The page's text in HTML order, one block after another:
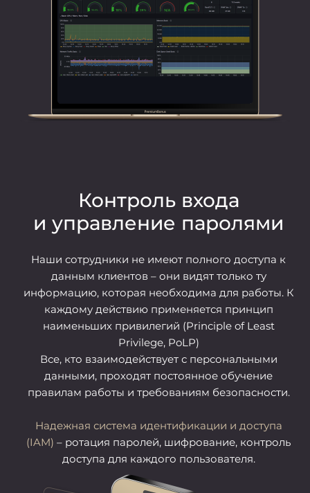
Контроль входа
и управление паролями
Наши сотрудники не имеют полного доступа к
данным клиентов – они видят только ту
информацию, которая необходима для работы. К
каждому действию применяется принцип
наименьших привилегий (Principle of Least
Privilege, PoLP)
Все, кто взаимодействует с персональными
данными, проходят постоянное обучение
правилам работы и требованиям безопасности.
Надежная система идентификации и доступа
(IAM) – ротация паролей, шифрование, контроль
доступа для каждого пользователя.